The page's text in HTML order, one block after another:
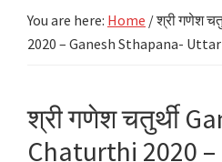
Songs
TV
Title
Bhaktigeet
the
Marathi
You are here: Home /श्री गणेश
2020 – Ganesh Sthapana-
श्री गणेश चतुर्थी
Chaturthi 2020 –